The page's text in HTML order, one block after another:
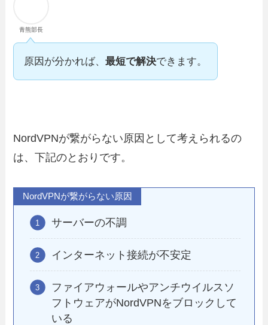
青熊部長
原因が分かれば、最短で解決できます。
NordVPNが繋がらない原因として考えられるの
は、下記のとおりです。
NordVPNが繋がらない原因
サーバーの不調
インターネット接続が不安定
ファイアウォールやアンチウイルスソ
フトウェアがNordVPNをブロックして
いる